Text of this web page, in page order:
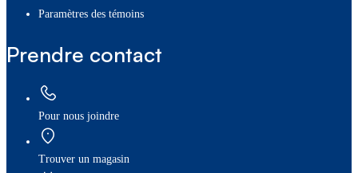
paramètres des témoins
Prendre contact
Pour nous joindre
Trouver un magasin